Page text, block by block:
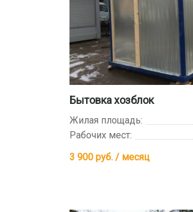
Бытовка хозблок
Жилая площадь:
Рабочих мест:
3 900 руб. / месяц